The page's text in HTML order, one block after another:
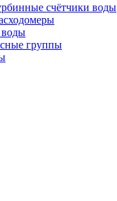
счётчики воды
воды
группы